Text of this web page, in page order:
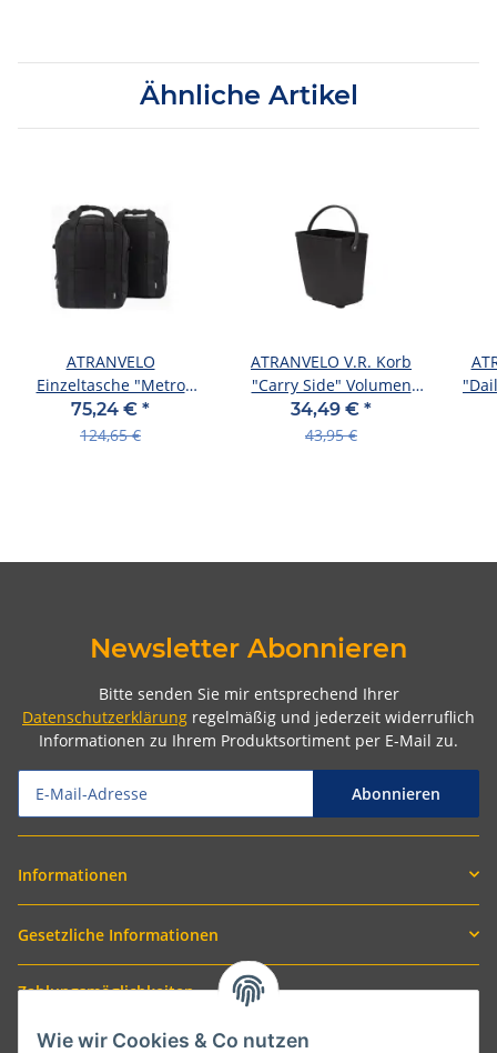
Ähnliche Artikel
ATRANVELO
Einzeltasche "Metro
Side" Volumen: 20 l,
schwarz, inkl.
75,24 € *
124,65 €
ATRANVELO V.R. Korb
"Carry Side" Volumen
schwarz
34,49 € *
43,95 €
Newsletter Abonnieren
Bitte senden Sie mir entsprechend Ihrer
Datenschutzerklärung regelmäßig und jederzeit widerruflich
Informationen zu Ihrem Produktsortiment per E-Mail zu.
Abonnieren
Informationen
Gesetzliche Informationen
Zahlungsmöglichkeiten
Wie wir Cookies & Co nutzen